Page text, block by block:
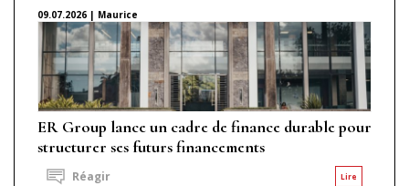
09.07.2026 | Maurice
ER Group lance un cadre de finance durable pour
structurer ses futurs financements
Lire
Réagir